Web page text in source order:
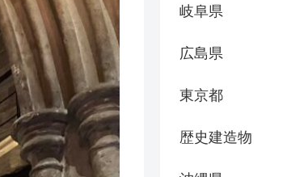
岐阜県
広島県
東京都
歴史建造物